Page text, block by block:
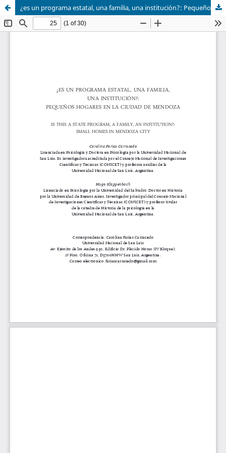
¿es un programa estatal, una familia, una institución?: Pequeños hogares en la ciudad de Mendoza